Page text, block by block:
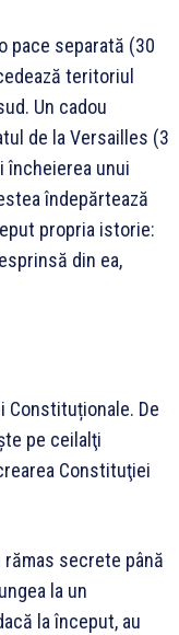
pace separată (30
teritoriul
Un cadou
de la Versailles (3
încheierea unui
îndepărtează
propria istorie:
din ea,
Constituționale. De
pe ceilalţi
Constituţiei
secrete până
la un
la început, au